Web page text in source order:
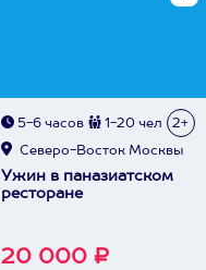
5-6 часов 1-20 чел 2+
Северо-Восток Москвы
Ужин в паназиатском
ресторане
20 000 ₽